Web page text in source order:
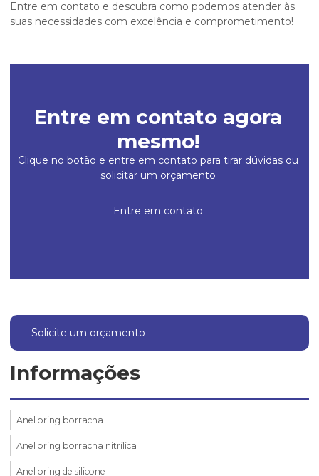
Entre em contato e descubra como podemos atender às
suas necessidades com excelência e comprometimento!
Entre em contato agora
mesmo!
Clique no botão e entre em contato para tirar dúvidas ou
solicitar um orçamento
Entre em contato
Solicite um orçamento
Informações
Anel oring borracha
Anel oring borracha nitrílica
Anel oring de silicone